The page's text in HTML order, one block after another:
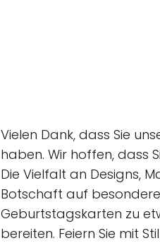
Vielen Dank, dass Sie
haben. Wir hoffen, dass
Die Vielfalt an Designs,
Botschaft auf besondere
Geburtstagskarten zu
bereiten. Feiern Sie mit